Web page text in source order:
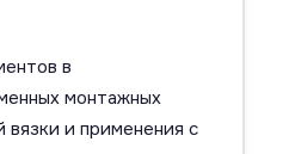
в
монтажных
вязки и применения с